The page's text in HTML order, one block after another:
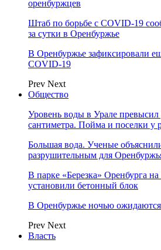
оренбуржцев
Штаб по борьбе с СOVID-19
за сутки в Оренбуржье
В Оренбуржье зафиксировали
COVID-19
Prev Next
Общество
Уровень воды в Урале превысил
сантиметра. Пойма и поселки у
Большая вода. Ученые
разрушительным для
В парке «Березка» Оренбурга
установили бетонный блок
В Оренбуржье ночью ожидаются
Prev Next
Власть